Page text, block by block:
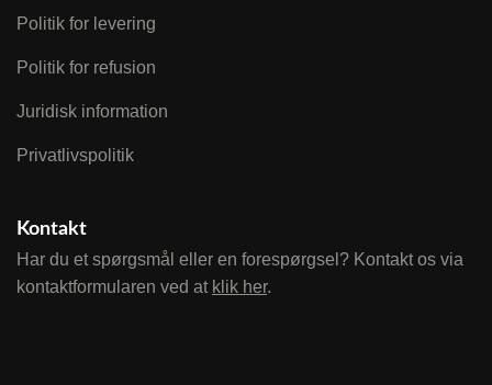
Politik for levering
Politik for refusion
Juridisk information
Privatlivspolitik
Kontakt
Har du et spørgsmål eller en forespørgsel? Kontakt os via
kontaktformularen ved at klik her.